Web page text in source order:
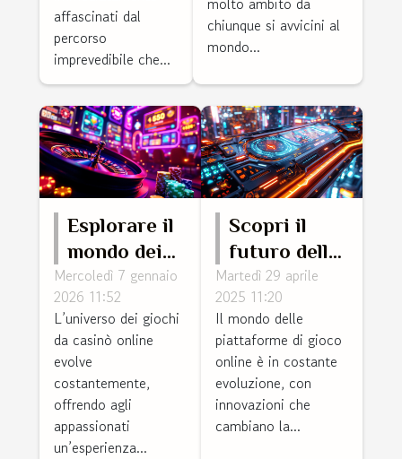
affascinati dal
percorso
imprevedibile che...
chiunque si avvicini al
mondo...
Esplorare il
mondo dei
giochi da
casinò
online:
varietà e
tendenze
Mercoledì 7 gennaio
2026 11:52
L’universo dei giochi
da casinò online
evolve
costantemente,
offrendo agli
appassionati
un’esperienza...
Scopri il
futuro delle
piattaforme
di gioco
online nel
2025
Martedì 29 aprile
2025 11:20
Il mondo delle
piattaforme di gioco
online è in costante
evoluzione, con
innovazioni che
cambiano la...